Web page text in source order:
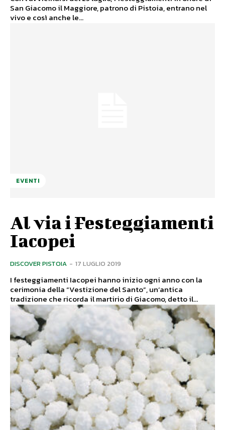
San Giacomo il Maggiore, patrono di Pistoia, entrano nel
vivo e così anche le...
EVENTI
Al via i Festeggiamenti
Iacopei
DISCOVER PISTOIA - 17 LUGLIO 2019
I festeggiamenti Iacopei hanno inizio ogni anno con la
cerimonia della “Vestizione del Santo”, un’antica
tradizione che ricorda il martirio di Giacomo, detto il...